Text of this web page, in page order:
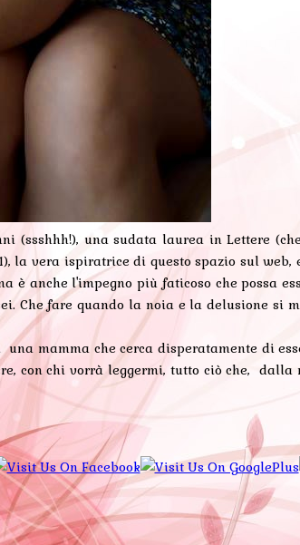
(ssshhh!), una sudata laurea in Lettere
la vera ispiratrice di questo spazio sul
è anche l'impegno più faticoso che possa
Che fare quando la noia e la delusione
mamma che cerca disperatamente di
con chi vorrà leggermi, tutto ciò che,